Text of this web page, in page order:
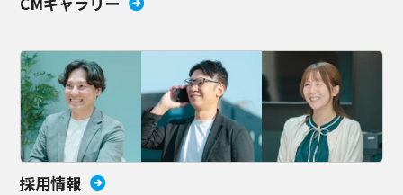
採用情報